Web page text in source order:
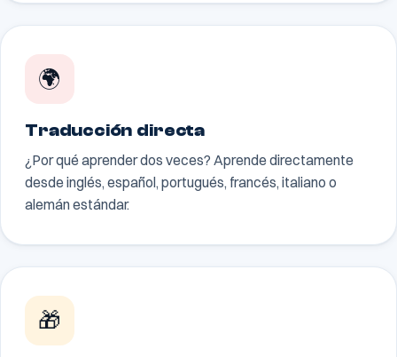
🌍
Traducción directa
¿Por qué aprender dos veces? Aprende directamente
desde inglés, español, portugués, francés, italiano o
alemán estándar.
🎁